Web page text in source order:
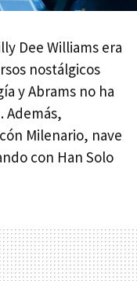
Dee Williams era
nostálgicos
y Abrams no ha
Además,
Milenario, nave
con Han Solo